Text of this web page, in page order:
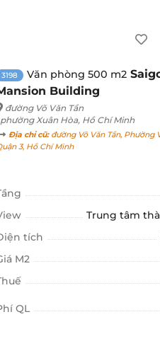
3198 Văn phòng 500 m2
Building
đường Võ Văn Tần
phường Xuân Hòa, Hồ Chí Minh
Địa chỉ cũ:đường Võ Văn Tần, Phường
3, Hồ Chí Minh
Trung tâm
tích
M2
QL